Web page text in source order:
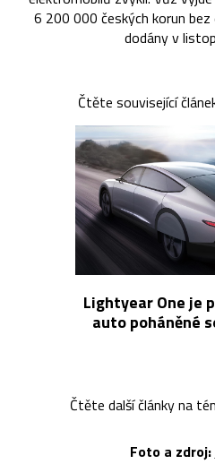
6 200 000 českých korun
dodány v
Čtěte související
Lightyear One je
auto poháněné
Čtěte další články na
Foto a zdroj: